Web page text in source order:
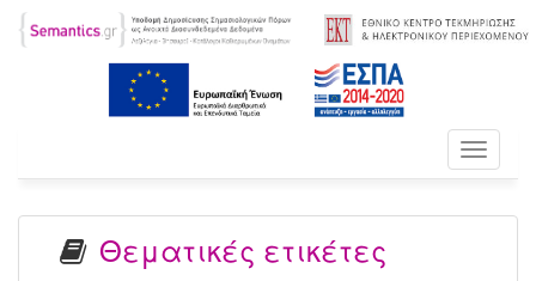
Toggle
Θεματικές ετικέτες